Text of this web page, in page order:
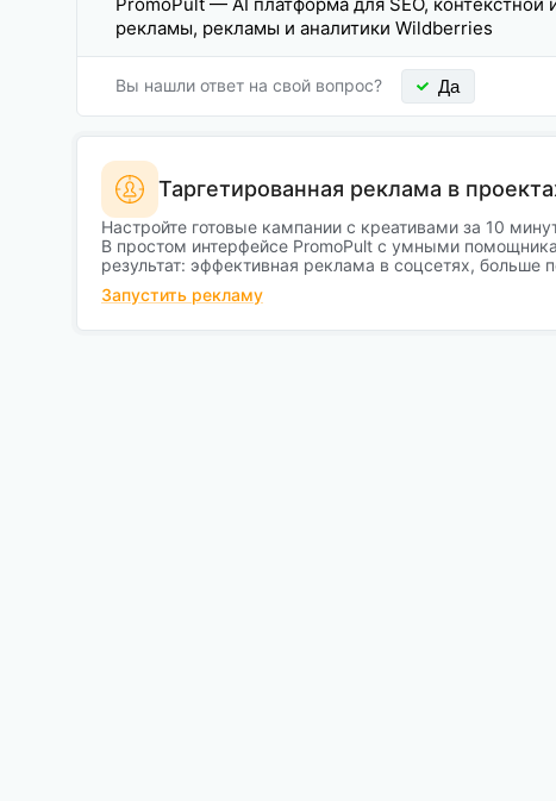
PromoPult — AI платформа для SEO, контекстной
рекламы, рекламы и аналитики Wildberries
Вы нашли ответ на свой вопрос? Да
Таргетированная реклама в
Настройте готовые кампании с креативами за 10
В простом интерфейсе PromoPult с умными
результат: эффективная реклама в соцсетях, больше
Запустить рекламу